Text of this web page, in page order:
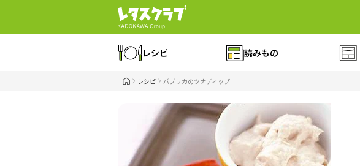
レシピ 読みもの
レシピ パプリカのツナディップ